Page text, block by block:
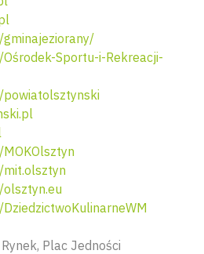
Sportu-i-Rekreacji-
Plac Jedności